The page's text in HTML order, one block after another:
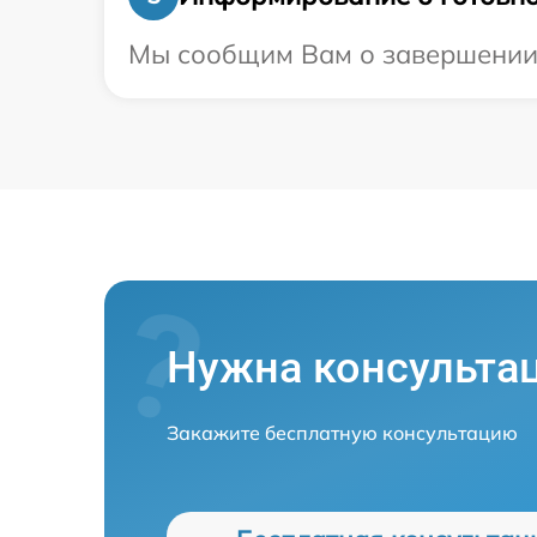
Мы сообщим Вам о завершении
Нужна
Закажите бесплатную консультацию